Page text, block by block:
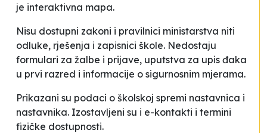
je interaktivna mapa.
Nisu dostupni zakoni i pravilnici ministarstva niti
odluke, rješenja i zapisnici škole. Nedostaju
formulari za žalbe i prijave, uputstva za upis đaka
u prvi razred i informacije o sigurnosnim mjerama.
Prikazani su podaci o školskoj spremi nastavnica i
nastavnika. Izostavljeni su i e-kontakti i termini
fizičke dostupnosti.